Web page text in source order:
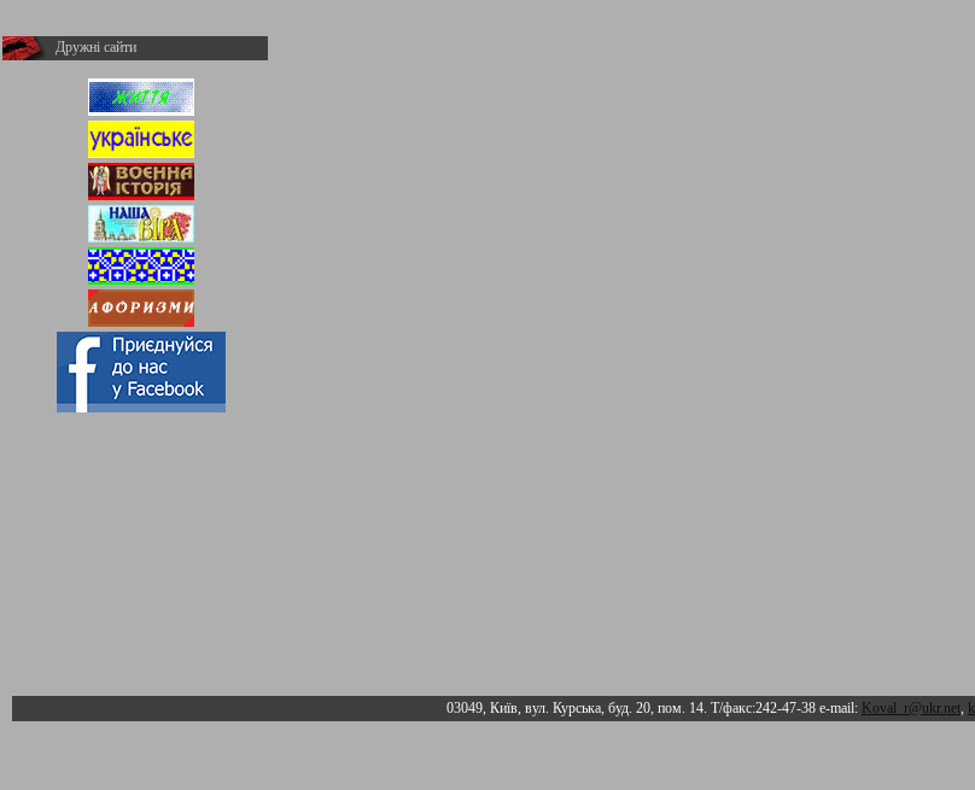
Дружні сайти
03049, Київ, вул. Курська, буд. 20, пом. 14. Т/факс:242-47-38 e-mail: Koval_r@ukr.net,